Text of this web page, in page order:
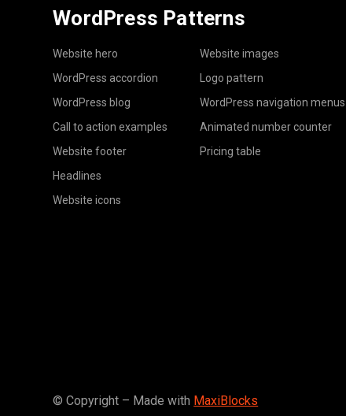
WordPress Patterns
Website hero
WordPress accordion
WordPress blog
Call to action examples
Website footer
Headlines
Website icons
Website images
Logo pattern
WordPress navigation menus
Animated number counter
Pricing table
© Copyright – Made with MaxiBlocks